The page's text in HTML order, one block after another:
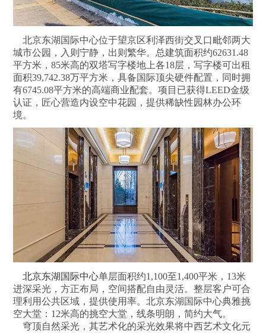
北京东湖国际中心位于望京区利泽西街交叉口毗邻两大
城市公园，入则宁静，出则繁华。总建筑面积约62631.48
平方米，85米高的双塔写字楼地上各18层，写字楼可出租
面积39,742.38万平方米，具备国际顶尖硬件配置，同时拥
有6745.08平方米的高端商业配套。项目已获得LEED金级
认证，匠心营造内设空中花园，提供稀缺性园林办公环
境。
北京东湖国际中心单层面积约1,100至1,400平米，13米
进深采光，方正布局，空间搭配自由灵活。整层客户可合
理利用公共区域，提供使用率。北京东湖国际中心典雅挑
空大堂：12米高的挑空大堂，线条明朗，简约大气。
穹顶自然采光，其艺术化的采光效果将中西艺术文化元